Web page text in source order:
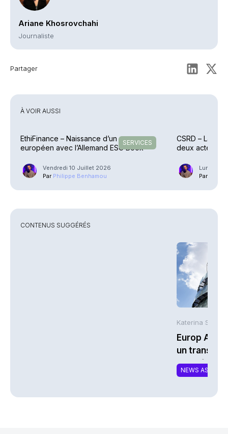
Ariane Khosrovchahi
Journaliste
Partager
À VOIR AUSSI
SERVICES
EthiFinance – Naissance d’un groupe
européen avec l’Allemand ESG Book
Vendredi 10 Juillet 2026
Par Philippe Benhamou
CSRD – La
deux actes
Lundi 6
Par
CONTENUS SUGGÉRÉS
Katerina
Europ
un
portefeuille
NEWS